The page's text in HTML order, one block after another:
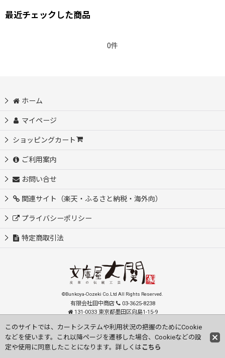
最近チェックした商品
0件
ホーム
マイページ
ショッピングカート
ご利用案内
お問い合せ
関連サイト（楽天・ふるさと納税・海外向）
プライバシーポリシー
特定商取引法
©Bunkoya-Oozeki Co.Ltd All Rights Reserved.
有限会社田中商店
03-3625-8238
131-0033 東京都墨田区向島1-15-9
Visit our English Store
このサイトでは、カートシステムや利用状況の把握のためにCookie
などを使います。これ以降ページを遷移した場合、Cookieなどの設
定や使用に同意したことになります。詳しくは こちら